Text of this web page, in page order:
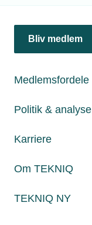
Bliv medlem
Medlemsfordele
Politik & analyse
Karriere
Om TEKNIQ
TEKNIQ NY
til
Relaterede